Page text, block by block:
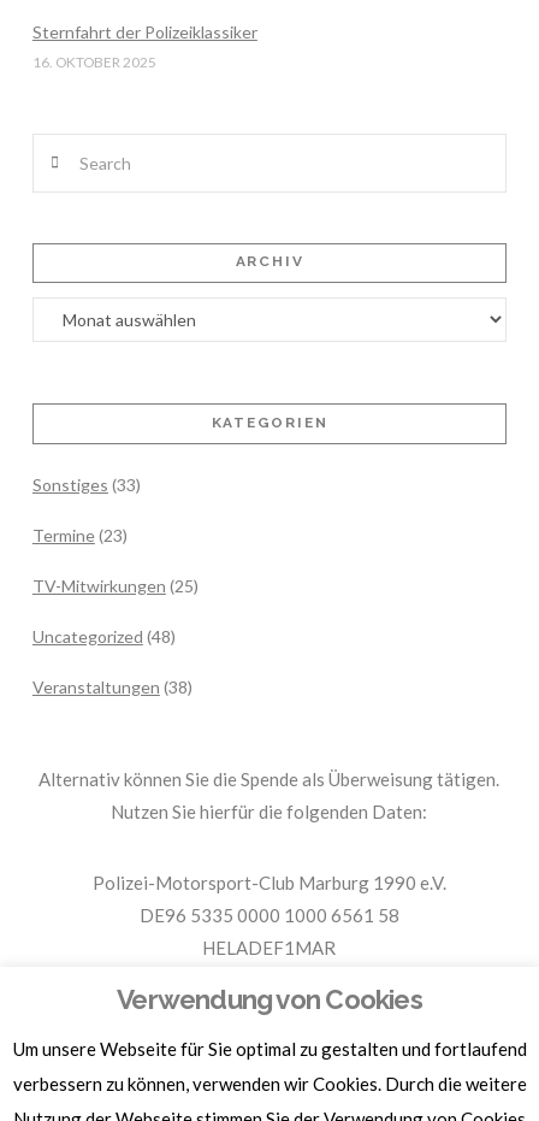
Sternfahrt der Polizeiklassiker
16. OKTOBER 2025
ARCHIV
Archiv
KATEGORIEN
Sonstiges (33)
Termine(23)
TV-Mitwirkungen (25)
Uncategorized (48)
Veranstaltungen (38)
Alternativ können Sie die Spende als Überweisung tätigen.
Nutzen Sie hierfür die folgenden Daten:
Polizei-Motorsport-Club Marburg 1990 e.V.
DE96 5335 0000 1000 6561 58
HELADEF1MAR
Für Spendenbescheinigungen, Sachspenden und weitere
Informationen, hier klicken.
Verwendung von Cookies
Um unsere Webseite für Sie optimal zu gestalten und fortlaufend
verbessern zu können, verwenden wir Cookies. Durch die weitere